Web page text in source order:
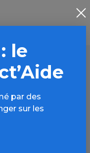
/ Article
le
par des
sur les